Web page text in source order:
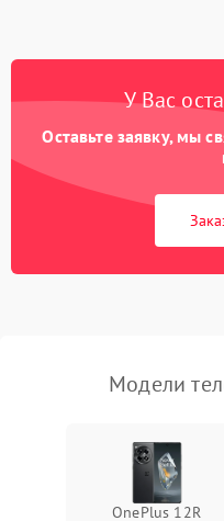
У Вас
Оставьте заявку, мы
Модели
OnePlus 12R